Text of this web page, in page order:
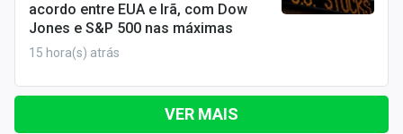
acordo entre EUA e Irã, com Dow
Jones e S&P 500 nas máximas
15 hora(s) atrás
VER MAIS